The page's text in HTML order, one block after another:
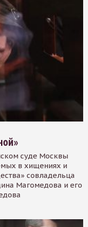
суде Москвы
в хищениях и
совладельца
Магомедова и его